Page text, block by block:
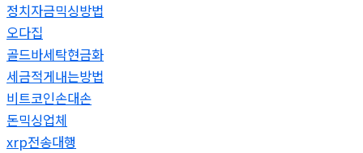
정치자금믹싱방법
오다집
골드바세탁현금화
세금적게내는방법
비트코인손대손
돈믹싱업체
xrp전송대행